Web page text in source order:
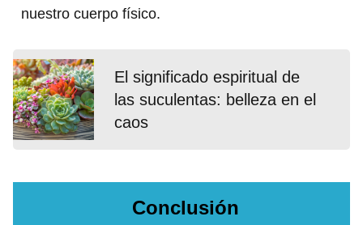
nuestro cuerpo físico.
El significado espiritual de
las suculentas: belleza en el
caos
Conclusión